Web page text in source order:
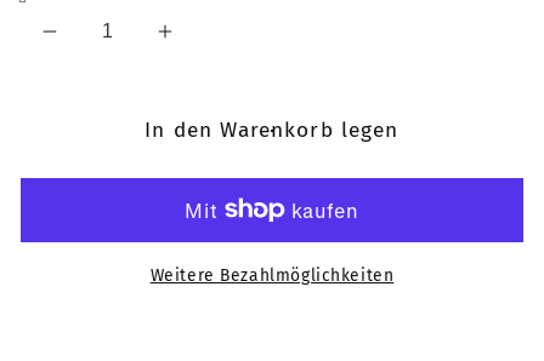
Verringere
Touch
Erhöhe
für
Force
Touch
Sensor
In den Warenkorb legen
Weitere Bezahlmöglichkeiten